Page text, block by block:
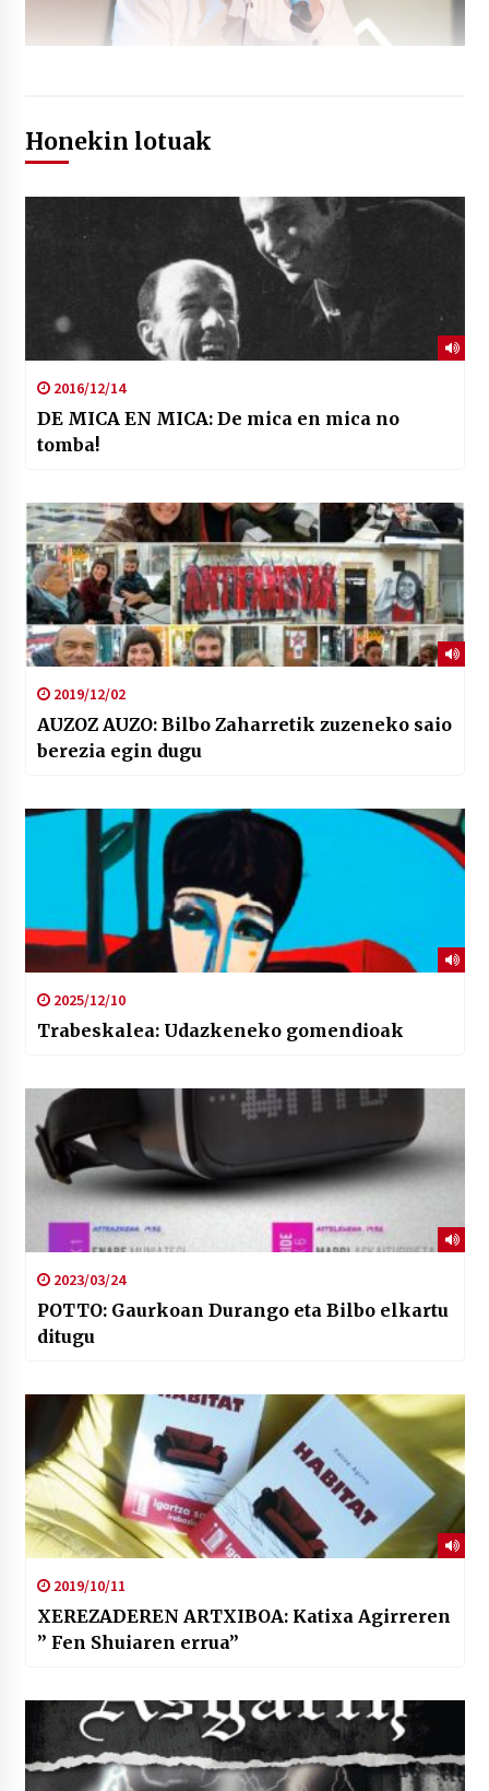
Honekin lotuak
2016/12/14
DE MICA EN MICA: De mica en mica no
tomba!
2019/12/02
AUZOZ AUZO: Bilbo Zaharretik zuzeneko saio
berezia egin dugu
2025/12/10
Trabeskalea: Udazkeneko gomendioak
2023/03/24
POTTO: Gaurkoan Durango eta Bilbo elkartu
ditugu
2019/10/11
XEREZADEREN ARTXIBOA: Katixa Agirreren
” Fen Shuiaren errua”